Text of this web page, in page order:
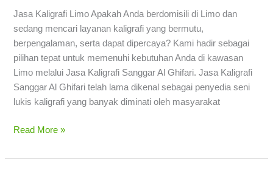
Jasa Kaligrafi Limo Apakah Anda berdomisili di Limo dan
sedang mencari layanan kaligrafi yang bermutu,
berpengalaman, serta dapat dipercaya? Kami hadir sebagai
pilihan tepat untuk memenuhi kebutuhan Anda di kawasan
Limo melalui Jasa Kaligrafi Sanggar Al Ghifari. Jasa Kaligrafi
Sanggar Al Ghifari telah lama dikenal sebagai penyedia seni
lukis kaligrafi yang banyak diminati oleh masyarakat
Read More »